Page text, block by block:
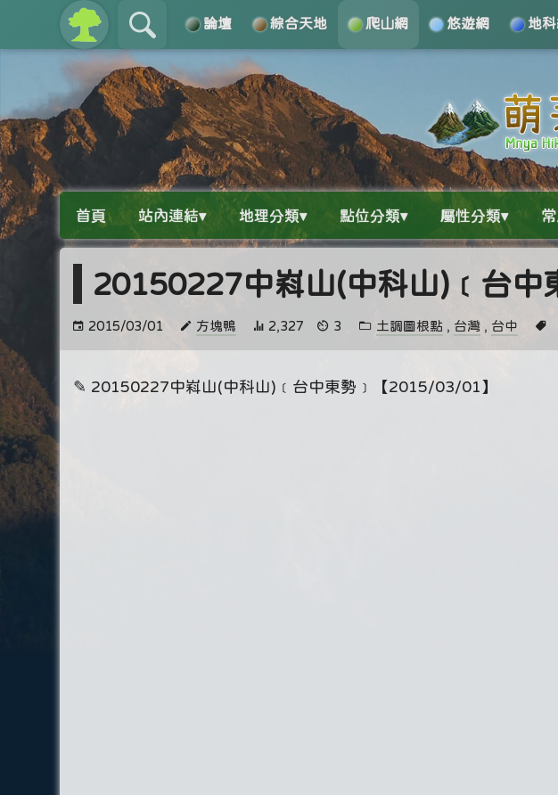
論壇 綜合天地 爬山網 悠遊網 地科
關於 導覽
首頁 站內連結▾ 地理分類▾ 點位分類▾ 屬性分類▾
20150227中嵙山(中科山)﹝台中
2015/03/01 方塊鴨 2,327 3 土調圖根點 , 台灣 , 台中
✎ 20150227中嵙山(中科山)﹝台中東勢﹞【2015/03/01】